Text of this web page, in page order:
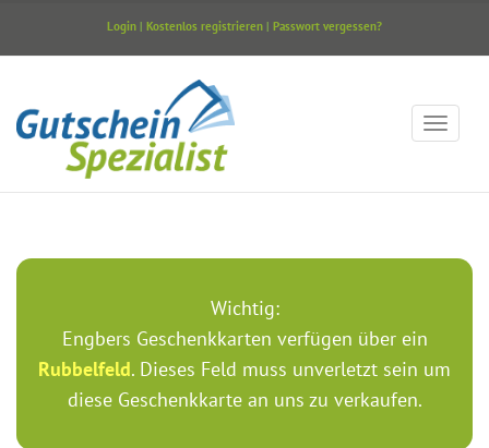
Login | Kostenlos registrieren | Passwort vergessen?
Wichtig:
Engbers Geschenkkarten verfügen über ein
Rubbelfeld. Dieses Feld muss unverletzt sein um
diese Geschenkkarte an uns zu verkaufen.